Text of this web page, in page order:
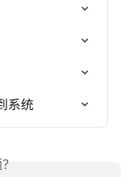
系统